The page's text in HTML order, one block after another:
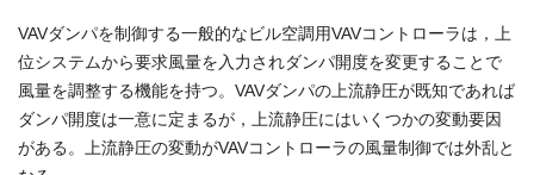
VAVダンパを制御する一般的なビル空調用VAVコントローラは，上
位システムから要求風量を入力されダンパ開度を変更することで
風量を調整する機能を持つ。VAVダンパの上流静圧が既知であれば
ダンパ開度は一意に定まるが，上流静圧にはいくつかの変動要因
がある。上流静圧の変動がVAVコントローラの風量制御では外乱と